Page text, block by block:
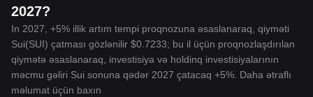
2027?
In 2027, +5% illik artım tempi proqnozuna əsaslanaraq, qiyməti
Sui(SUI) çatması gözlənilir $0.7233; bu il üçün proqnozlaşdırılan
qiymətə əsaslanaraq, investisiya və holdinq investisiyalarının
məcmu gəliri Sui sonuna qədər 2027 çatacaq +5%. Daha ətraflı
məlumat üçün baxın